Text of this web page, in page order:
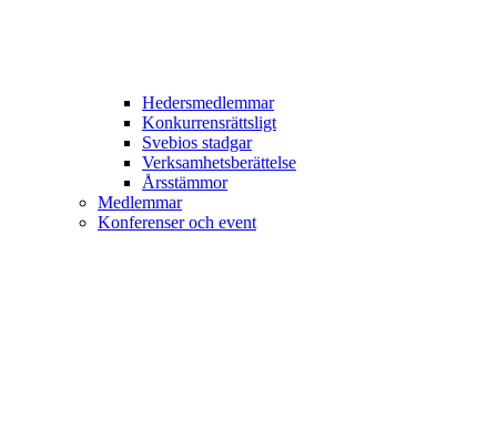
Hedersmedlemmar
Konkurrensrättsligt
Svebios stadgar
Verksamhetsberättelse
Årsstämmor
Medlemmar
Konferenser och event